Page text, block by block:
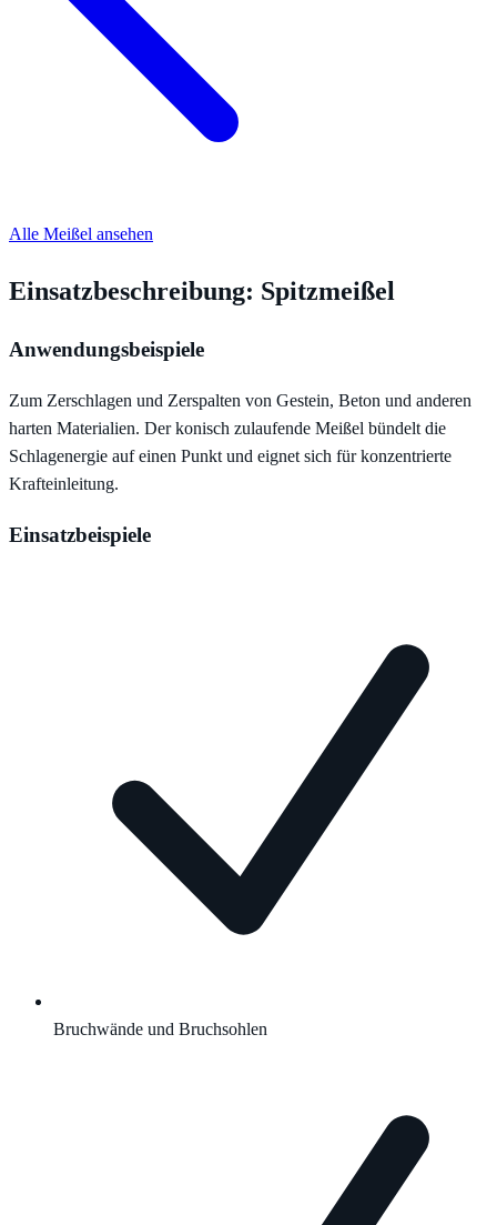
Alle Meißel ansehen
Einsatzbeschreibung: Spitzmeißel
Anwendungsbeispiele
Zum Zerschlagen und Zerspalten von Gestein, Beton und anderen
harten Materialien. Der konisch zulaufende Meißel bündelt die
Schlagenergie auf einen Punkt und eignet sich für konzentrierte
Krafteinleitung.
Einsatzbeispiele
Bruchwände und Bruchsohlen